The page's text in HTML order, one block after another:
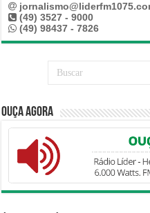
(49) 3527 - 9000
(49) 98437 - 7826
Ouça Agora